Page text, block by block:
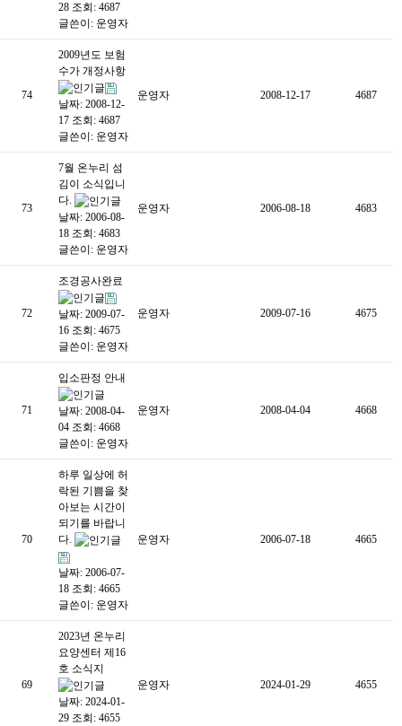
28 조회: 4687
글쓴이: 운영자
74
2009년도 보험
수가 개정사항
날짜: 2008-12-
17 조회: 4687
글쓴이: 운영자
운영자 2008-12-17 4687
73
7월 온누리 섬
김이 소식입니
다.
날짜: 2006-08-
18 조회: 4683
글쓴이: 운영자
운영자 2006-08-18 4683
72
조경공사완료
날짜: 2009-07-
16 조회: 4675
글쓴이: 운영자
운영자 2009-07-16 4675
71
입소판정 안내
날짜: 2008-04-
04 조회: 4668
글쓴이: 운영자
운영자 2008-04-04 4668
70
하루 일상에 허
락된 기쁨을 찾
아보는 시간이
되기를 바랍니
다.
날짜: 2006-07-
18 조회: 4665
글쓴이: 운영자
운영자 2006-07-18 4665
69
2023년 온누리
요양센터 제16
호 소식지
날짜: 2024-01-
29 조회: 4655
운영자 2024-01-29 4655